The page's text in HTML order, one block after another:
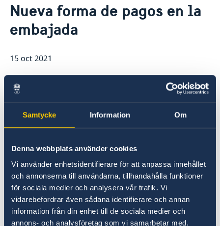
Samtycke Information Om
Denna webbplats använder cookies
Vi använder enhetsidentifierare för att anpassa innehållet
och annonserna till användarna, tillhandahålla funktioner
för sociala medier och analysera vår trafik. Vi
vidarebefordrar även sådana identifierare och annan
information från din enhet till de sociala medier och
annons- och analysföretag som vi samarbetar med.
Vacantes
Pasantía
Tarifas
Contacto y horarios
Noticias y actividades
Instituto Chileno Sueco de Cultura
Svenska kyrkan
Svenska skolan
Nueva forma de pagos en la
embajada
15 oct 2021
Desde el lunes 11 de octubre 2021 la
embajada recibe pagos a traves de
transbank.
realizan tramites con costo asociado paga su
tarifa con tarjeta de débito o crédito. Ya no se
pagará adelantado sino directamente en la
embajada.
Más información sobre las tarifas y pagos aquí: